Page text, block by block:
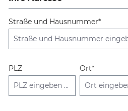
Straße und Hausnummer*
PLZ Ort*